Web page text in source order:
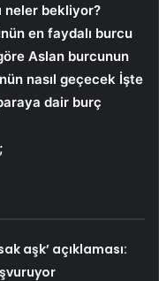
neler bekliyor?
en faydalı burcu
Aslan burcunun
nasıl geçecek İşte
dair burç
aşk’ açıklaması: